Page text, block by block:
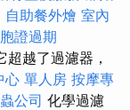
自助餐外燴 室內
證過期
越了過濾器，
心 單人房 按摩專
公司 化學過濾